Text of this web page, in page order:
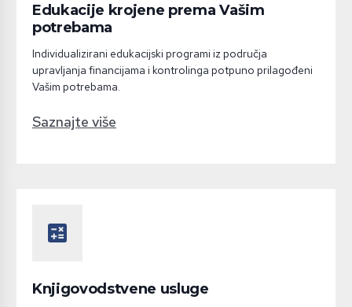
Edukacije krojene prema Vašim
potrebama
Individualizirani edukacijski programi iz područja
upravljanja financijama i kontrolinga potpuno prilagođeni
Vašim potrebama.
Saznajte više
calculate
Knjigovodstvene usluge